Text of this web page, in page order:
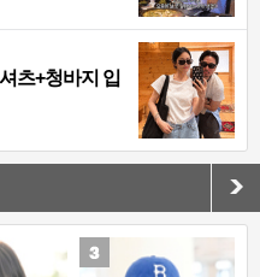
츠+청바지 입